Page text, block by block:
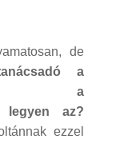
de
a
és a
legyen az?
ezzel